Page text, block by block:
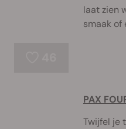
laat zien
smaak of
PAX
Twijfel je